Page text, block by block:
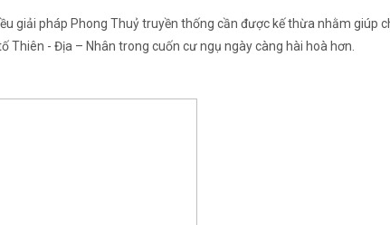
giải pháp Phong Thuỷ truyền thống cần được kế thừa nhằm giúp
- Địa – Nhân trong cuốn cư ngụ ngày càng hài hoà hơn.